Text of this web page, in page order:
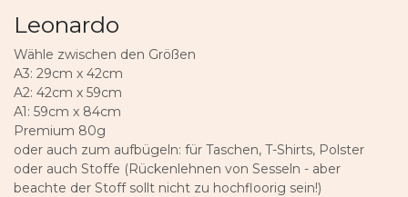
Leonardo
Wähle zwischen den Größen
A3: 29cm x 42cm
A2: 42cm x 59cm
A1: 59cm x 84cm
Premium 80g
oder auch zum aufbügeln: für Taschen, T-Shirts, Polster
oder auch Stoffe (Rückenlehnen von Sesseln - aber
beachte der Stoff sollt nicht zu hochfloorig sein!)